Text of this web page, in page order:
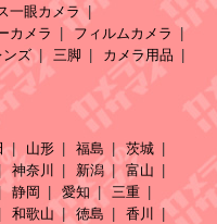
一眼カメラ
カメラ
フィルムカメラ
ンズ 三脚 カメラ用品
山形 福島
茨城
神奈川 新潟
富山
静岡 愛知
三重
和歌山 徳島
香川